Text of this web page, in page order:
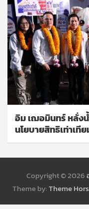
อิม เฌอมินทร์ หลั่งน้
นโยบายสิทธิเท่าเที
Copyright © 2026
Theme by:Theme